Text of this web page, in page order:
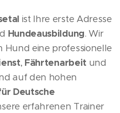
ist Ihre erste Adresse
Hundeausbildung. Wir
eine professionelle
, Fährtenarbeitund
auf den hohen
Deutsche
erfahrenen Trainer